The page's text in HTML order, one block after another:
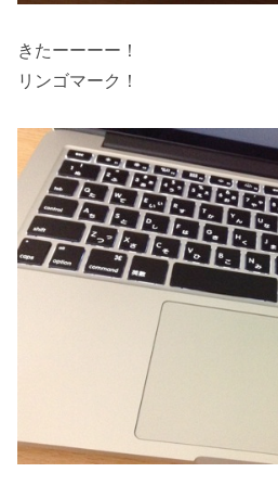
きたーーーー！
リンゴマーク！